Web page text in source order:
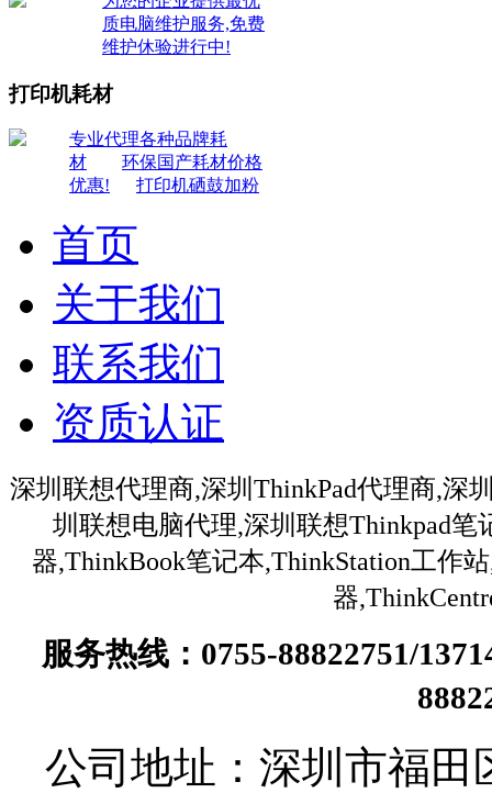
质电脑维护服务,免费
维护休验进行中!
打印机耗材
专业代理各种品牌耗
材
环保国产耗材价格
优惠!
打印机硒鼓加粉
首页
关于我们
联系我们
资质认证
深圳联想代理商,深圳ThinkPad代理商,深
圳联想电脑代理,深圳联想Thinkpad
器,ThinkBook笔记本,ThinkStation工作
器
服务热线：0755-88822751/
公司地址：深圳市福田